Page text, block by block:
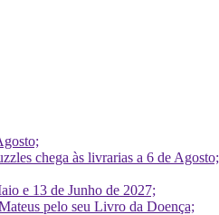
chega às livrarias a 6 de Agosto;
e 13 de Junho de 2027;
pelo seu Livro da Doença;